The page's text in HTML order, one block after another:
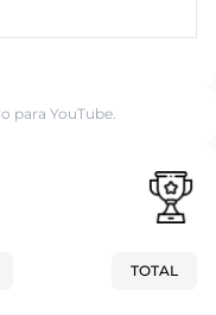
para YouTube.
TOTAL